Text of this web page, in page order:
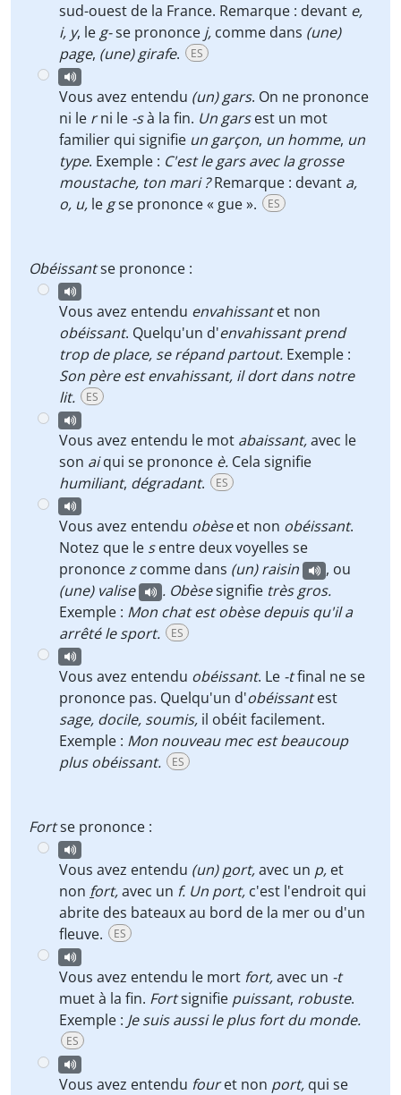
sud-ouest de la France. Remarque : devant e,
i, y, le g-se prononce j, comme dans (une)
page, (une) girafe. ES
Vous avez entendu (un) gars. On ne prononce
ni le rni le -sà la fin. Un garsest un mot
familier qui signifie un garçon, un homme, un
type. Exemple : C'est le gars avec la grosse
moustache, ton mari ?Remarque : devant a,
o, u, le gse prononce « gue ». ES
Obéissantse prononce :
Vous avez entendu envahissantet non
obéissant. Quelqu'un d'envahissant prend
trop de place, se répand partout. Exemple :
Son père est envahissant, il dort dans notre
lit.
ES
Vous avez entendu le mot abaissant,avec le
son aiqui se prononce è. Cela signifie
humiliant, dégradant. ES
Vous avez entendu obèseet non obéissant.
Notez que le sentre deux voyelles se
prononcezcomme dans (un) raisin
, ou
(une) valise
. Obèsesignifie très gros.
Exemple : Mon chat est obèse depuis qu'il a
arrêté le sport.
ES
Vous avez entendu obéissant. Le -tfinal ne se
prononce pas. Quelqu'un d'obéissantest
sage, docile, soumis, il obéit facilement.
Exemple : Mon nouveau mec est beaucoup
plus obéissant.
ES
Fortse prononce :
Vous avez entendu (un) port,avec un p, et
non fort,avec un f. Un port, c'est l'endroit qui
abrite des bateaux au bord de la mer ou d'un
fleuve.
ES
Vous avez entendu le mort fort,avec un -t
muet à la fin. Fortsignifie puissant, robuste.
Exemple : Je suis aussi le plus fort du monde.
ES
Vous avez entendu fouret non port, qui se